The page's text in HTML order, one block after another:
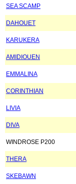
SEA SCAMP
DAHOUET
KARUKERA
AMIDIOUEN
EMMALINA
CORINTHIAN
LIVIA
DIVA
WINDROSE P200
THERA
SKEBAWN